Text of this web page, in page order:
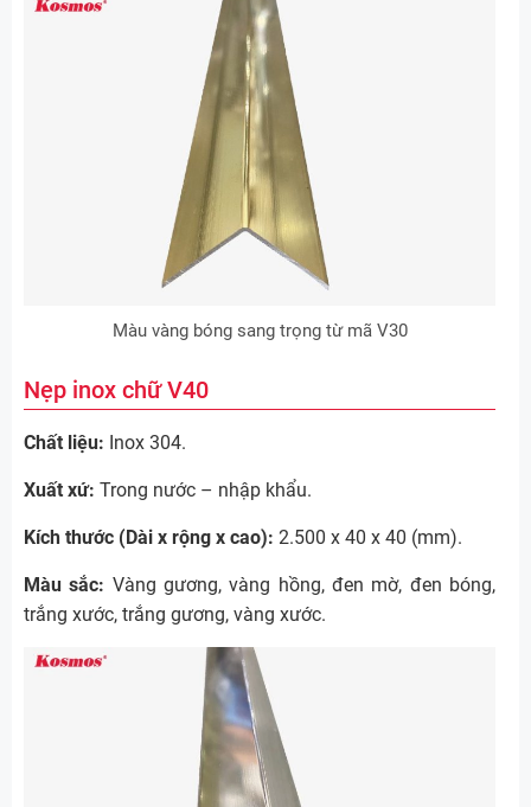
Màu vàng bóng sang trọng từ mã V30
Nẹp inox chữ V40
Chất liệu: Inox 304.
Xuất xứ: Trong nước – nhập khẩu.
Kích thước (Dài x rộng x cao): 2.500 x 40 x 40 (mm).
Màu sắc: Vàng gương, vàng hồng, đen mờ, đen bóng,
trắng xước, trắng gương, vàng xước.